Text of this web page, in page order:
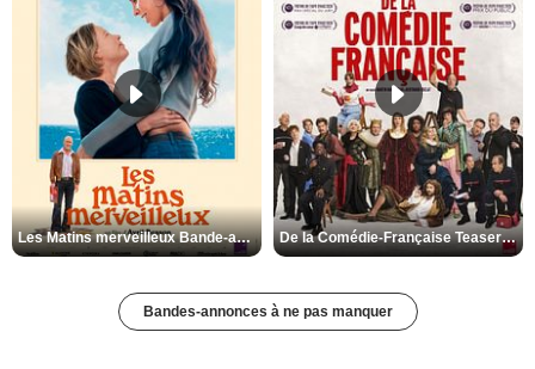
Les Matins merveilleux Bande-annonce VF De la Comédie-Française Teaser VF
Bandes-annonces à ne pas manquer